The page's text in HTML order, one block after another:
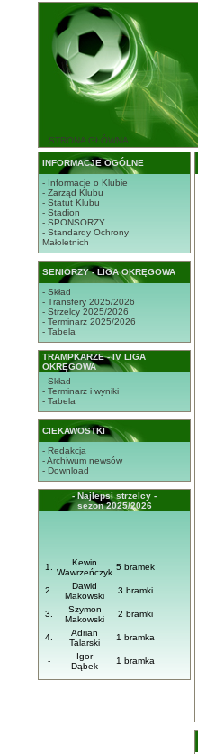
STRONA GŁÓWNA
INFORMACJE OGÓLNE
- Informacje o Klubie
- Zarząd Klubu
- Statut Klubu
- Stadion
- SPONSORZY
- Standardy Ochrony
Małoletnich
SENIORZY - LIGA OKRĘGOWA
- Skład
- Transfery 2025/2026
- Strzelcy 2025/2026
- Terminarz 2025/2026
- Tabela
TRAMPKARZE - IV LIGA
OKRĘGOWA
- Skład
- Terminarz i wyniki
- Tabela
CIEKAWOSTKI
- Redakcja
- Archiwum newsów
- Download
- Najlepsi strzelcy -
sezon 2025/2026
1.
Kewin
Wawrzeńczyk
5 bramek
2.
Dawid
Makowski
3 bramki
3.
Szymon
Makowski
2 bramki
4.
Adrian
Talarski
1 bramka
-
Igor
Dąbek
1 bramka